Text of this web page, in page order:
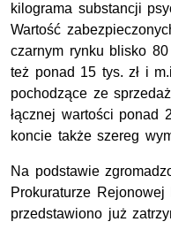
kilograma substancji
Wartość
czarnym rynku blisko
też ponad 15 tys. zł i
pochodzące ze
łącznej wartości ponad
koncie także szereg
Na podstawie
Prokuraturze Rejonowej
przedstawiono już